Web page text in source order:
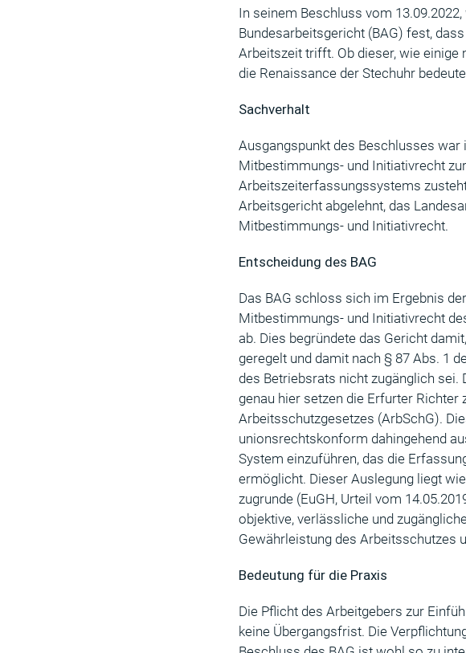
In seinem Beschluss vom
Bundesarbeitsgericht (BAG) fest,
Arbeitszeit trifft. Ob dieser, wie einige
die Renaissance der Stechuhr
Sachverhalt
Ausgangspunkt des Beschlusses
Mitbestimmungs- und Initiativrecht
Arbeitszeiterfassungssystems
Arbeitsgericht abgelehnt, das
Mitbestimmungs- und Initiativrecht.
Entscheidung des BAG
Das BAG schloss sich im Ergebnis
Mitbestimmungs- und Initiativrecht
ab. Dies begründete das Gericht
geregelt und damit nach § 87 Abs. 1
des Betriebsrats nicht zugänglich sei.
genau hier setzen die Erfurter Richter
Arbeitsschutzgesetzes (ArbSchG).
unionsrechtskonform dahingehend
System einzuführen, das die
ermöglicht. Dieser Auslegung liegt
zugrunde (EuGH, Urteil vom
objektive, verlässliche und
Gewährleistung des Arbeitsschutzes
Bedeutung für die Praxis
Die Pflicht des Arbeitgebers zur
keine Übergangsfrist. Die